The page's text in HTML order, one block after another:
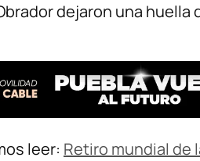
dejaron una
leer: Retiro mundial de